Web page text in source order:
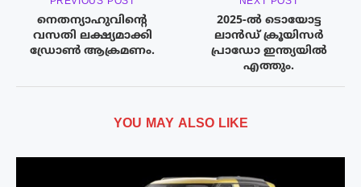
നെതന്യാഹുവിന്റെ
വസതി ലക്ഷ്യമാക്കി
ഡ്രോണ്‍ ആക്രമണം.
2025-ൽ ടൊയോട്ട
ലാൻഡ് ക്രൂയിസർ
പ്രാഡോ ഇന്ത്യയിൽ
എത്തും.
YOU MAY ALSO LIKE